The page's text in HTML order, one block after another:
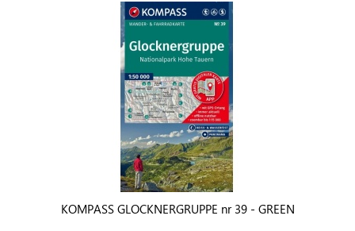
KOMPASS GLOCKNERGRUPPE nr 39 - GREEN